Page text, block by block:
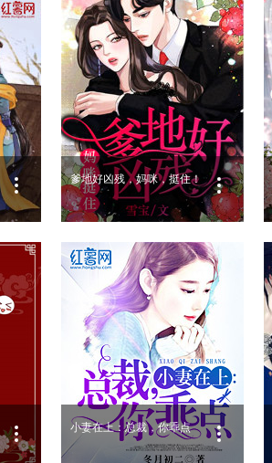
爹地好凶残，妈咪，挺住！
小妻在上：总裁，你乖点